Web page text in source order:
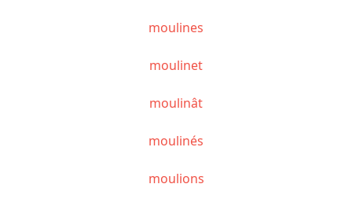
moulines
moulinet
moulinât
moulinés
moulions